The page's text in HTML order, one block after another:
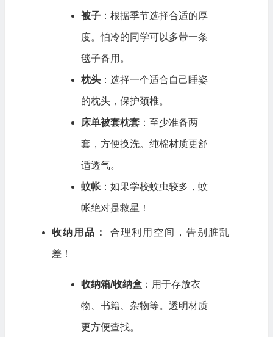
被子：根据季节选择合适的厚
度。怕冷的同学可以多带一条
毯子备用。
枕头：选择一个适合自己睡姿
的枕头，保护颈椎。
床单被套枕套：至少准备两
套，方便换洗。纯棉材质更舒
适透气。
蚊帐：如果学校蚊虫较多，蚊
帐绝对是救星！
收纳用品： 合理利用空间，告别脏乱
差！
收纳箱/收纳盒：用于存放衣
物、书籍、杂物等。透明材质
更方便查找。